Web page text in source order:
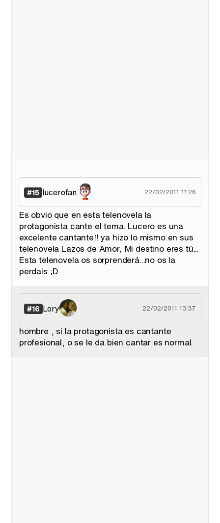
#15 lucerofan 22/02/2011 11:26
Es obvio que en esta telenovela la
protagonista cante el tema. Lucero es una
excelente cantante!! ya hizo lo mismo en sus
telenovela Lazos de Amor, Mi destino eres tú...
Esta telenovela os sorprenderá...no os la
perdais ;D
#16 Lory 22/02/2011 13:37
hombre , si la protagonista es cantante
profesional, o se le da bien cantar es normal.